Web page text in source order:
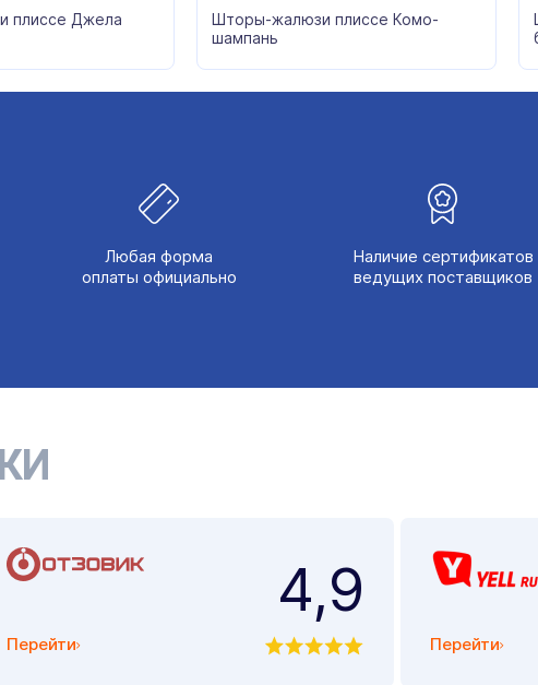
плиссе Джела
Шторы-жалюзи плиссе Комо-
шампань
Любая форма
оплаты официально
Наличие сертификатов
ведущих поставщиков
Перейти
4,9
Перейти